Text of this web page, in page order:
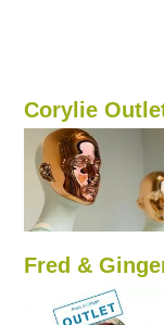
Corylie
Fred &